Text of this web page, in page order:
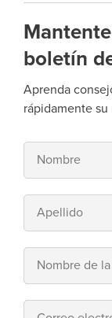
boletín
Aprenda
rápidamente